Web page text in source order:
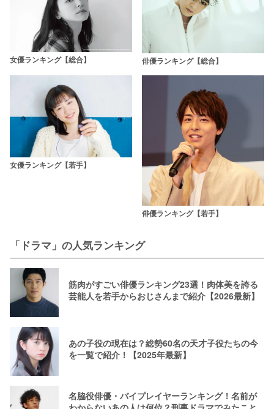
女優ランキング【総合】 俳優ランキング【総合】
女優ランキング【若手】
俳優ランキング【若手】
「ドラマ」の人気ランキング
筋肉がすごい俳優ランキング23選！肉体美を誇る
芸能人を若手からおじさんまで紹介【2026最新】
あの子役の現在は？総勢60名の天才子役たちの今
を一覧で紹介！【2025年最新】
名脇役俳優・バイプレイヤーランキング！名前が